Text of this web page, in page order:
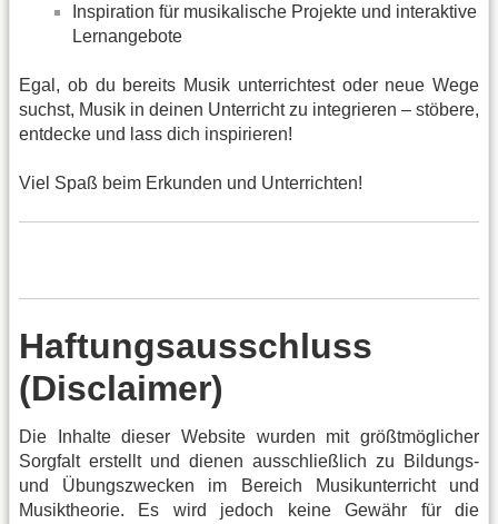
Inspiration für musikalische Projekte und interaktive
Lernangebote
Egal, ob du bereits Musik unterrichtest oder neue Wege
suchst, Musik in deinen Unterricht zu integrieren – stöbere,
entdecke und lass dich inspirieren!
Viel Spaß beim Erkunden und Unterrichten!
Haftungsausschluss
(Disclaimer)
Die Inhalte dieser Website wurden mit größtmöglicher
Sorgfalt erstellt und dienen ausschließlich zu Bildungs-
und Übungszwecken im Bereich Musikunterricht und
Musiktheorie. Es wird jedoch keine Gewähr für die